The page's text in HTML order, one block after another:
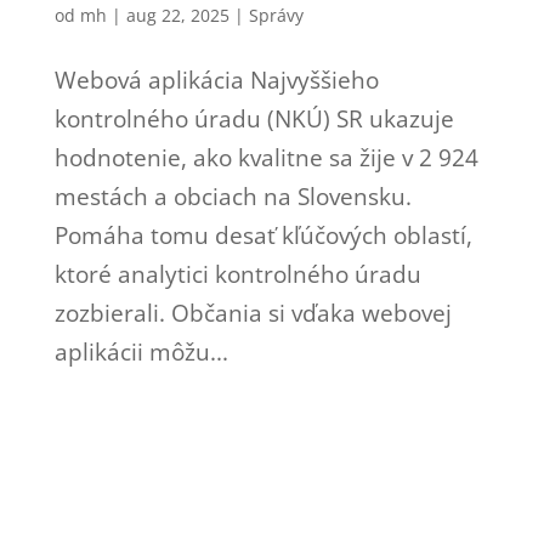
od mh | aug 22, 2025| Správy
Webová aplikácia Najvyššieho
kontrolného úradu (NKÚ) SR ukazuje
hodnotenie, ako kvalitne sa žije v 2 924
mestách a obciach na Slovensku.
Pomáha tomu desať kľúčových oblastí,
ktoré analytici kontrolného úradu
zozbierali. Občania si vďaka webovej
aplikácii môžu...